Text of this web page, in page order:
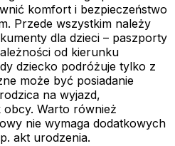
komfort i bezpieczeństwo
Przede wszystkim należy
dla dzieci – paszporty
od kierunku
dziecko podróżuje tylko z
może być posiadanie
na wyjazd,
obcy. Warto również
nie wymaga dodatkowych
akt urodzenia.